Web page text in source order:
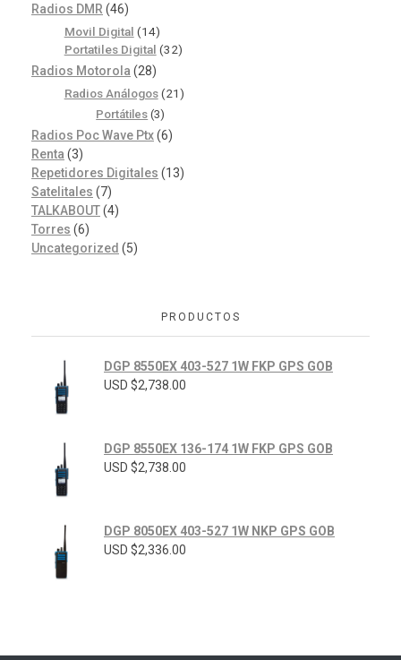
Radios DMR (46)
Movil Digital (14)
Portatiles Digital (32)
Radios Motorola (28)
Radios Análogos (21)
Portátiles (3)
Radios Poc Wave Ptx(6)
Renta (3)
Repetidores Digitales (13)
Satelitales (7)
TALKABOUT(4)
Torres (6)
Uncategorized (5)
PRODUCTOS
DGP 8550EX 403-527 1W FKP GPS GOB
USD $2,738.00
DGP 8550EX 136-174 1W FKP GPS GOB
USD $2,738.00
DGP 8050EX 403-527 1W NKP GPS GOB
USD $2,336.00